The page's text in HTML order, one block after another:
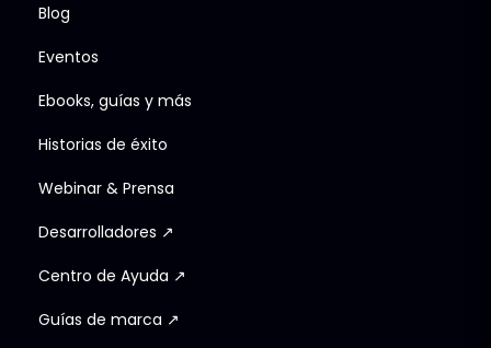
Blog
Eventos
Ebooks, guías y más
Historias de éxito
Webinar & Prensa
Desarrolladores ↗
Centro de Ayuda ↗
Guías de marca ↗